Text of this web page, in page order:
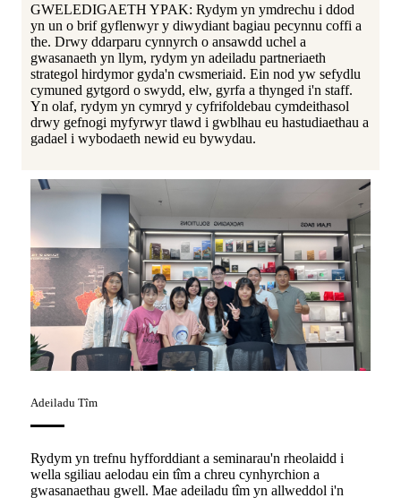
GWELEDIGAETH YPAK: Rydym yn ymdrechu i ddod
yn un o brif gyflenwyr y diwydiant bagiau pecynnu coffi a
the. Drwy ddarparu cynnyrch o ansawdd uchel a
gwasanaeth yn llym, rydym yn adeiladu partneriaeth
strategol hirdymor gyda'n cwsmeriaid. Ein nod yw sefydlu
cymuned gytgord o swydd, elw, gyrfa a thynged i'n staff.
Yn olaf, rydym yn cymryd y cyfrifoldebau cymdeithasol
drwy gefnogi myfyrwyr tlawd i gwblhau eu hastudiaethau a
gadael i wybodaeth newid eu bywydau.
Adeiladu Tîm
Rydym yn trefnu hyfforddiant a seminarau'n rheolaidd i
wella sgiliau aelodau ein tîm a chreu cynhyrchion a
gwasanaethau gwell. Mae adeiladu tîm yn allweddol i'n